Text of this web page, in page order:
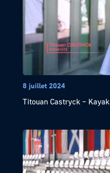
8 juillet 2024
Titouan Castryck – Kayak